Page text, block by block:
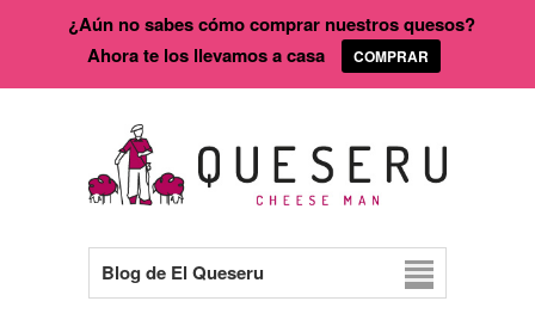
Blog de El Queseru
¿Aún no sabes cómo comprar nuestros quesos?
Ahora te los llevamos a casa
COMPRAR